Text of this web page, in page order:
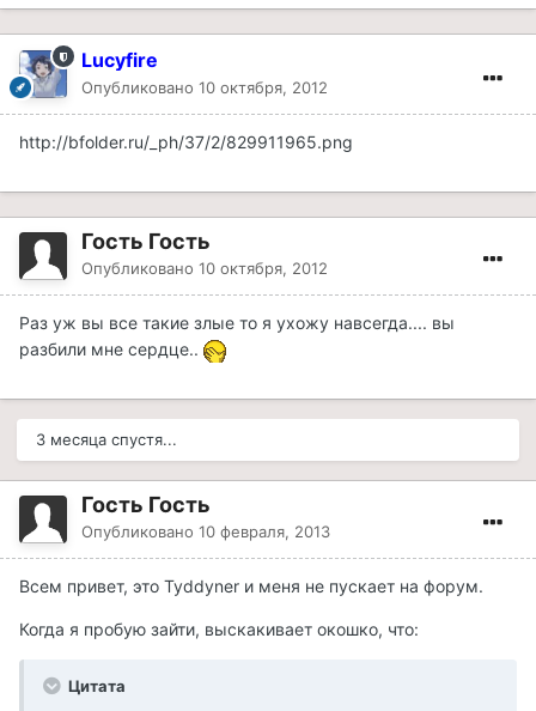
Lucyfire
Опубликовано 10 октября, 2012
http://bfolder.ru/_ph/37/2/829911965.png
Гость Гость
Опубликовано 10 октября, 2012
Раз уж вы все такие злые то я ухожу навсегда.... вы
разбили мне сердце..
3 месяца спустя...
Гость Гость
Опубликовано 10 февраля, 2013
Всем привет, это Tyddyner и меня не пускает на форум.
Когда я пробую зайти, выскакивает окошко, что:
Цитата